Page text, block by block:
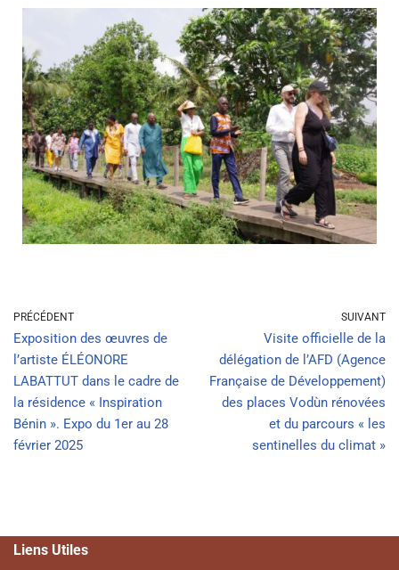
PRÉCÉDENT
Exposition des œuvres de
l’artiste ÉLÉONORE
LABATTUT dans le cadre de
la résidence « Inspiration
Bénin ». Expo du 1er au 28
février 2025
SUIVANT
Visite officielle de la
délégation de l’AFD (Agence
Française de Développement)
des places Vodùn rénovées
et du parcours « les
sentinelles du climat »
Liens Utiles